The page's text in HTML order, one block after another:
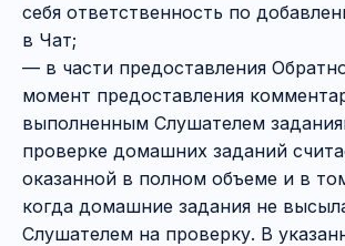
себя ответственность по
в Чат;
— в части предоставления
момент предоставления
выполненным Слушателем
проверке домашних заданий
оказанной в полном объеме и в
когда домашние задания не
Слушателем на проверку. В